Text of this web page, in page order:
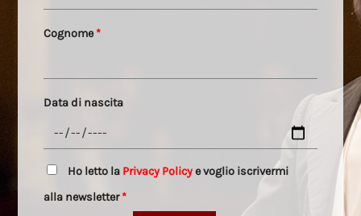
Cognome*
Data di nascita
Ho letto la Privacy Policye voglio iscrivermi
alla newsletter*